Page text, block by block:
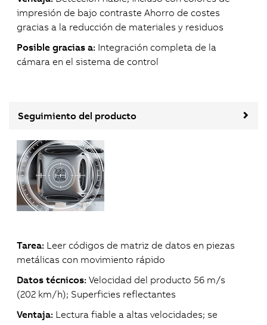
impresión de bajo contraste Ahorro de costes
gracias a la reducción de materiales y residuos
Posible gracias a: Integración completa de la
cámara en el sistema de control
Seguimiento del producto
Tarea: Leer códigos de matriz de datos en piezas
metálicas con movimiento rápido
Datos técnicos: Velocidad del producto 56 m/s
(202 km/h); Superficies reflectantes
Ventaja: Lectura fiable a altas velocidades; se